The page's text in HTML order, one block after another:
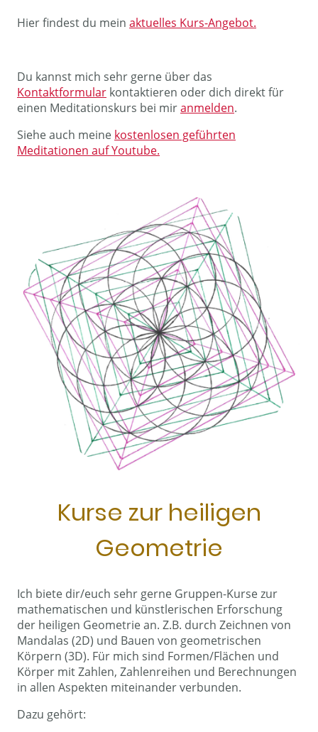
Hier findest du mein aktuelles Kurs-Angebot.
Du kannst mich sehr gerne über das
Kontaktformular kontaktieren oder dich direkt für
einen Meditationskurs bei miranmelden.
Siehe auch meine kostenlosen geführten
Meditationen auf Youtube.
Kurse zur heiligen
Geometrie
Ich biete dir/euch sehr gerne Gruppen-Kurse zur
mathematischen und künstlerischen Erforschung
der heiligen Geometrie an. Z.B. durch Zeichnen von
Mandalas (2D) und Bauen von geometrischen
Körpern (3D). Für mich sind Formen/Flächen und
Körper mit Zahlen, Zahlenreihen und Berechnungen
in allen Aspekten miteinander verbunden.
Dazu gehört: